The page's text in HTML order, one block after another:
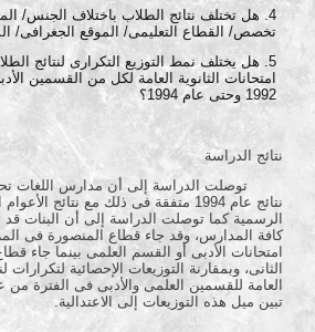
هل تختلف نتائج الطلاب باختلاف الجنس/
تخصص/ القطاع التعليمى/ الموقع الجغرافى/
هل يختلف نمط التوزيع التكرارى لنتائج
امتحانات الثانوية العامة لكل من القسمين
1992 وحتى عام 1994؟
نتائج الدراسة
توصلت الدراسة إلى أن مدارس اللغات
نتائج عام 1994 متفقة فى ذلك مع نتائج
الرسمية كما توصلت الدراسة إلى أن البنات
كافة المدارس، وقد جاء قطاع المنصورة فى
امتحانات الأدبى أو القسم العلمى بينما جاء
الثانى، وبمقارنة التوزيعات الإحصائية لتكرارات
تبين ميل هذه التوزيعات إلى الاعتدالية.